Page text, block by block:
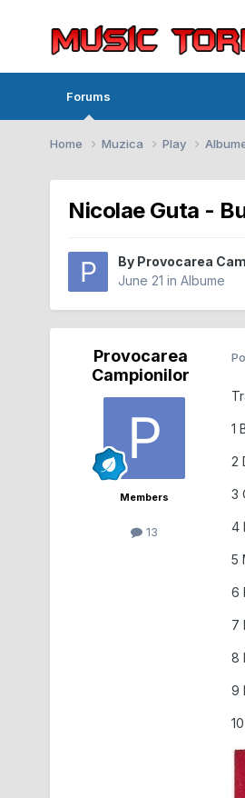
Forums
Home Muzica Play
Nicolae Guta -
By Provocarea
June 21 inAlbume
Provocarea
Campionilor
Members
13
1
2
3
4
5
6
7
8
9